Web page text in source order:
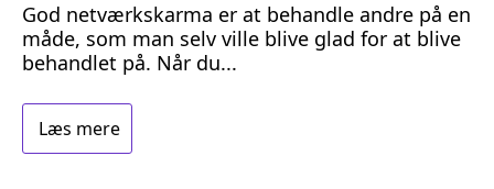
God netværkskarma er at behandle andre på en
måde, som man selv ville blive glad for at blive
behandlet på. Når du...
Læs mere